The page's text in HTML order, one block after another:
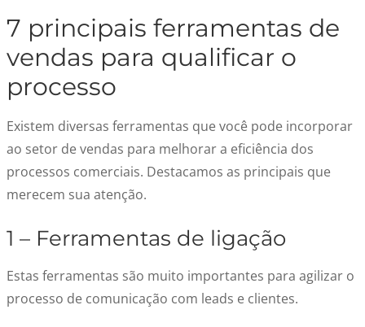
7 principais ferramentas de
vendas para qualificar o
processo
Existem diversas ferramentas que você pode incorporar
ao setor de vendas para melhorar a eficiência dos
processos comerciais. Destacamos as principais que
merecem sua atenção.
1 – Ferramentas de ligação
Estas ferramentas são muito importantes para agilizar o
processo de comunicação com leads e clientes.